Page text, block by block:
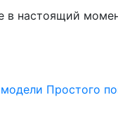
в настоящий
Простого